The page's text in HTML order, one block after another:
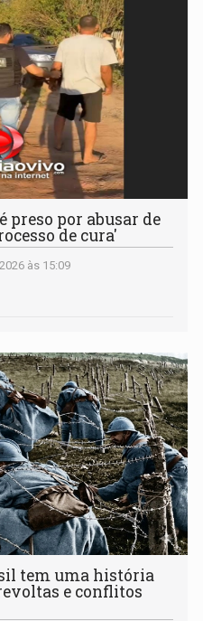
preso por abusar de
de cura'
às 15:09
tem uma história
e conflitos